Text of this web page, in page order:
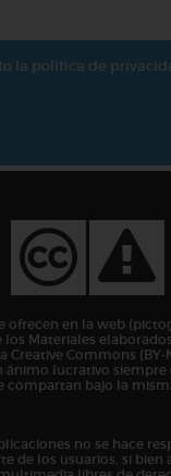
la política de
ofrecen en la web
los Materiales
Creative Commons (BY-
ánimo lucrativo siempre
compartan bajo la
no se hace
de los usuarios, si bien